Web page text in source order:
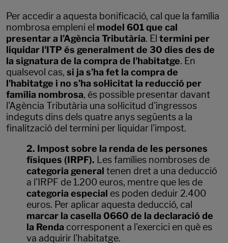
Per accedir a aquesta bonificació, cal que la família
nombrosa empleni el model 601 que cal
presentar a l’Agència Tributària. El termini per
liquidar l'ITP és generalment de 30 dies des de
la signatura de la compra de l'habitatge. En
qualsevol cas, si ja s’ha fet la compra de
l'habitatge i no s’ha sol·licitat la reducció per
família nombrosa, és possible presentar davant
l'Agència Tributària una sol·licitud d'ingressos
indeguts dins dels quatre anys següents a la
finalització del termini per liquidar l'impost.
2. Impost sobre la renda de les persones
físiques (IRPF). Les famílies nombroses de
categoria general tenen dret a una deducció
a l'IRPF de 1.200 euros, mentre que les de
categoria especial es poden deduir 2.400
euros. Per aplicar aquesta deducció, cal
marcar la casella 0660 de la declaració de
la Renda corresponent a l'exercici en què es
va adquirir l'habitatge.